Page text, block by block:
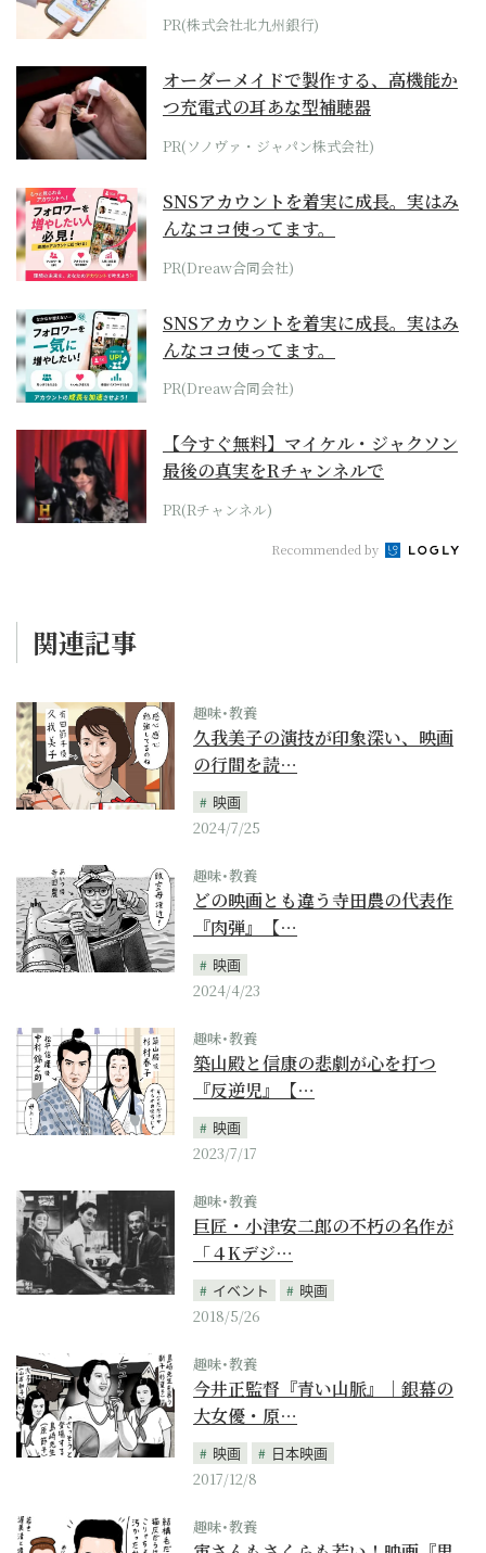
PR(株式会社北九州銀行)
オーダーメイドで製作する、高機能か
つ充電式の耳あな型補聴器
PR(ソノヴァ・ジャパン株式会社)
SNSアカウントを着実に成長。実はみ
んなココ使ってます。
PR(Dreaw合同会社)
SNSアカウントを着実に成長。実はみ
んなココ使ってます。
PR(Dreaw合同会社)
【今すぐ無料】マイケル・ジャクソン
最後の真実をRチャンネルで
PR(Rチャンネル)
Recommended by
関連記事
趣味･教養
久我美子の演技が印象深い、映画
の行間を読…
映画
2024/7/25
趣味･教養
どの映画とも違う寺田農の代表作
『肉弾』【…
映画
2024/4/23
趣味･教養
築山殿と信康の悲劇が心を打つ
『反逆児』【…
映画
2023/7/17
趣味･教養
巨匠・小津安二郎の不朽の名作が
「４Kデジ…
イベント
映画
2018/5/26
趣味･教養
今井正監督『青い山脈』｜銀幕の
大女優・原…
映画
日本映画
2017/12/8
趣味･教養